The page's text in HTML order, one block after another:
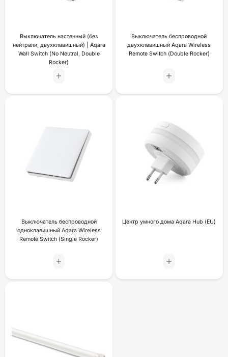
Выключатель настенный (без
нейтрали, двухклавишный) | Aqara
Wall Switch (No Neutral, Double
Rocker)
Выключатель беспроводной
двухклавишный Aqara Wireless
Remote Switch (Double Rocker)
Выключатель беспроводной
одноклавишный Aqara Wireless
Remote Switch (Single Rocker)
Центр умного дома Aqara Hub (EU)